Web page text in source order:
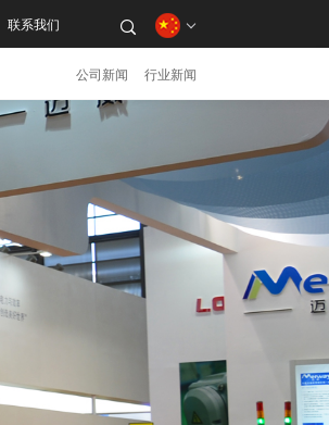
联系我们
公司新闻 行业新闻